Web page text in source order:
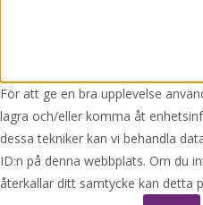
För att ge en bra upplevelse
lagra och/eller komma åt
dessa tekniker kan vi behandla
ID:n på denna webbplats. Om du
återkallar ditt samtycke kan detta